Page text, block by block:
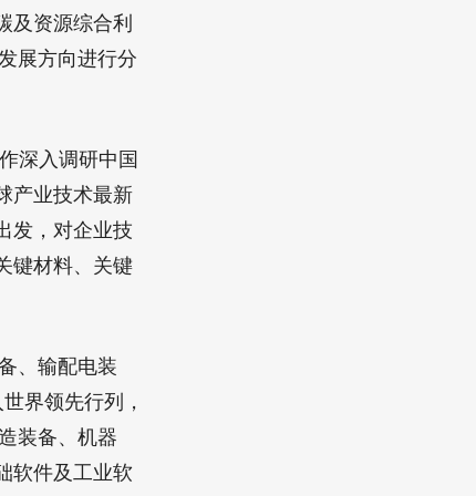
及资源综合利
展方向进行分
深入调研中国
产业技术最新
发，对企业技
键材料、关键
、输配电装
界领先行列，
装备、机器
软件及工业软